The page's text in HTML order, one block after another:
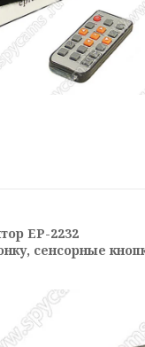
EP-2232
сенсорные